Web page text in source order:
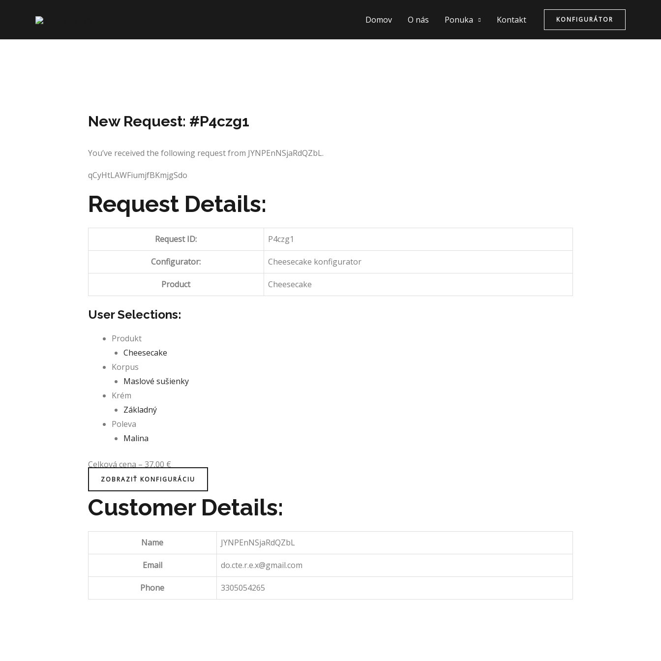
Domov O nás Ponuka Kontakt KONFIGURÁTOR
New Request: #P4czg1
You’ve received the following request from JYNPEnNSjaRdQZbL.
qCyHtLAWFiumjfBKmjgSdo
Request Details:
Request ID: P4czg1
Configurator: Cheesecake konfigurator
Product Cheesecake
User Selections:
Produkt
Cheesecake
Korpus
Maslové sušienky
Krém
Základný
Poleva
Malina
Celková cena–37,00€
ZOBRAZIŤ KONFIGURÁCIU
Customer Details:
Name JYNPEnNSjaRdQZbL
Email do.cte.r.e.x@gmail.com
Phone 3305054265